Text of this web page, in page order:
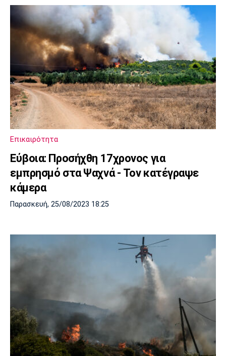
Επικαιρότητα
Εύβοια: Προσήχθη 17χρονος για
εμπρησμό στα Ψαχνά - Τον κατέγραψε
κάμερα
Παρασκευή, 25/08/2023 18:25